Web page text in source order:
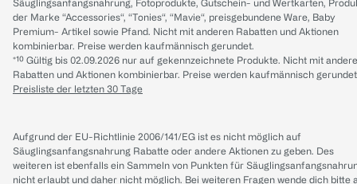
Säuglingsanfangsnahrung, Fotoprodukte, Gutschein- und Wertkarten,
der Marke “Accessories“, “Tonies“, “Mavie“, preisgebundene Ware, Baby
Premium- Artikel sowie Pfand. Nicht mit anderen Rabatten und Aktionen
kombinierbar. Preise werden kaufmännisch gerundet.
*¹⁰ Gültig bis 02.09.2026 nur auf gekennzeichnete Produkte. Nicht mit
Rabatten und Aktionen kombinierbar. Preise werden kaufmännisch
Preisliste der letzten 30 Tage
Aufgrund der EU-Richtlinie 2006/141/EG ist es nicht möglich auf
Säuglingsanfangsnahrung Rabatte oder andere Aktionen zu geben. Des
weiteren ist ebenfalls ein Sammeln von Punkten für
nicht erlaubt und daher nicht möglich. Bei weiteren Fragen wende dich bitte